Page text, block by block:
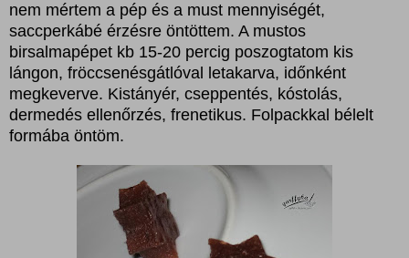
nem mértem a pép és a must mennyiségét,
saccperkábé érzésre öntöttem. A mustos
birsalmapépet kb 15-20 percig poszogtatom kis
lángon, fröccsenésgátlóval letakarva, időnként
megkeverve. Kistányér, cseppentés, kóstolás,
dermedés ellenőrzés, frenetikus. Folpackkal bélelt
formába öntöm.